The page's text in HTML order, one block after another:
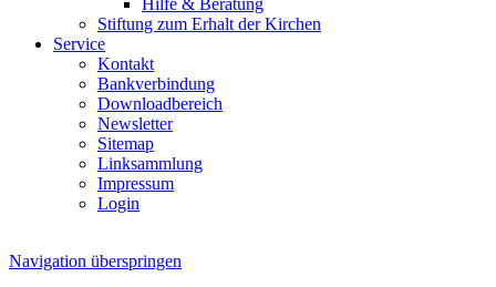
Hilfe & Beratung
Stiftung zum Erhalt der Kirchen
Service
Kontakt
Bankverbindung
Downloadbereich
Newsletter
Sitemap
Linksammlung
Impressum
Login
Navigation überspringen